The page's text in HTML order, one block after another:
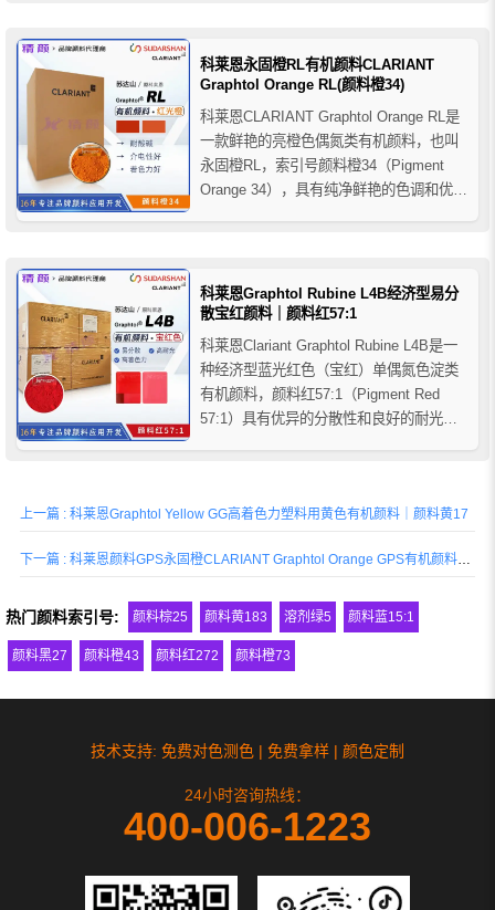
科莱恩永固橙RL有机颜料CLARIANT
Graphtol Orange RL(颜料橙34)
科莱恩CLARIANT Graphtol Orange RL是
一款鲜艳的亮橙色偶氮类有机颜料，也叫
永固橙RL，索引号颜料橙34（Pigment
Orange 34），具有纯净鲜艳的色调和优异
科莱恩Graphtol Rubine L4B经济型易分
散宝红颜料｜颜料红57:1
科莱恩Clariant Graphtol Rubine L4B是一
种经济型蓝光红色（宝红）单偶氮色淀类
有机颜料，颜料红57:1（Pigment Red
57:1）具有优异的分散性和良好的耐光
上一篇 : 科莱恩Graphtol Yellow GG高着色力塑料用黄色有机颜料｜颜料黄17
下一篇 : 科莱恩颜料GPS永固橙CLARIANT Graphtol Orange GPS有机颜料橙13
热门颜料索引号: 颜料棕25 颜料黄183 溶剂绿5 颜料蓝15:1
颜料黑27 颜料橙43 颜料红272 颜料橙73
技术支持: 免费对色测色 | 免费拿样 | 颜色定制
24小时咨询热线：
400-006-1223